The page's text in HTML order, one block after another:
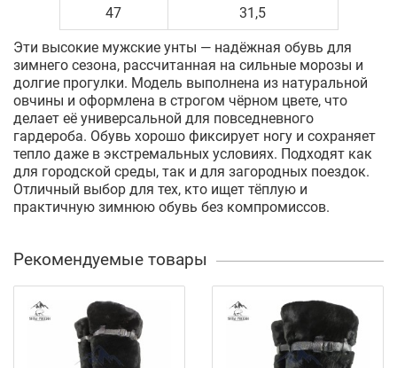
47
31,5
Эти высокие мужские унты — надёжная обувь для
зимнего сезона, рассчитанная на сильные морозы и
долгие прогулки. Модель выполнена из натуральной
овчины и оформлена в строгом чёрном цвете, что
делает её универсальной для повседневного
гардероба. Обувь хорошо фиксирует ногу и сохраняет
тепло даже в экстремальных условиях. Подходят как
для городской среды, так и для загородных поездок.
Отличный выбор для тех, кто ищет тёплую и
практичную зимнюю обувь без компромиссов.
Рекомендуемые товары